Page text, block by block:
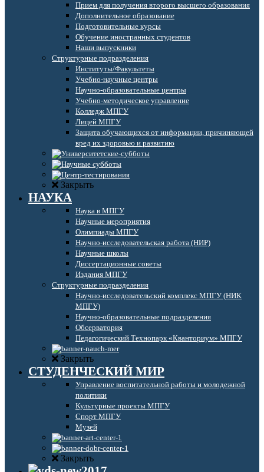
Прием для получения второго высшего образования
Дополнительное образование
Подготовительные курсы
Обучение иностранных студентов
Наши выпускники
Структурные подразделения
Институты/Факультеты
Учебно-научные центры
Научно-образовательные центры
Учебно-методическое управление
Колледж МПГУ
Лицей МПГУ
Защита обучающихся от информации, причиняющей
вред их здоровью и развитию
Закрыть
НАУКА
Наука в МПГУ
Научные мероприятия
Олимпиады МПГУ
Научно-исследовательская работа (НИР)
Научные школы
Диссертационные советы
Издания МПГУ
Структурные подразделения
Научно-исследовательский комплекс МПГУ (НИК
МПГУ)
Научно-образовательные подразделения
Обсерватория
Педагогический Технопарк «Кванториум» МПГУ
Закрыть
СТУДЕНЧЕСКИЙ МИР
Управление воспитательной работы и молодежной
политики
Культурные проекты МПГУ
Спорт МПГУ
Музей
Закрыть